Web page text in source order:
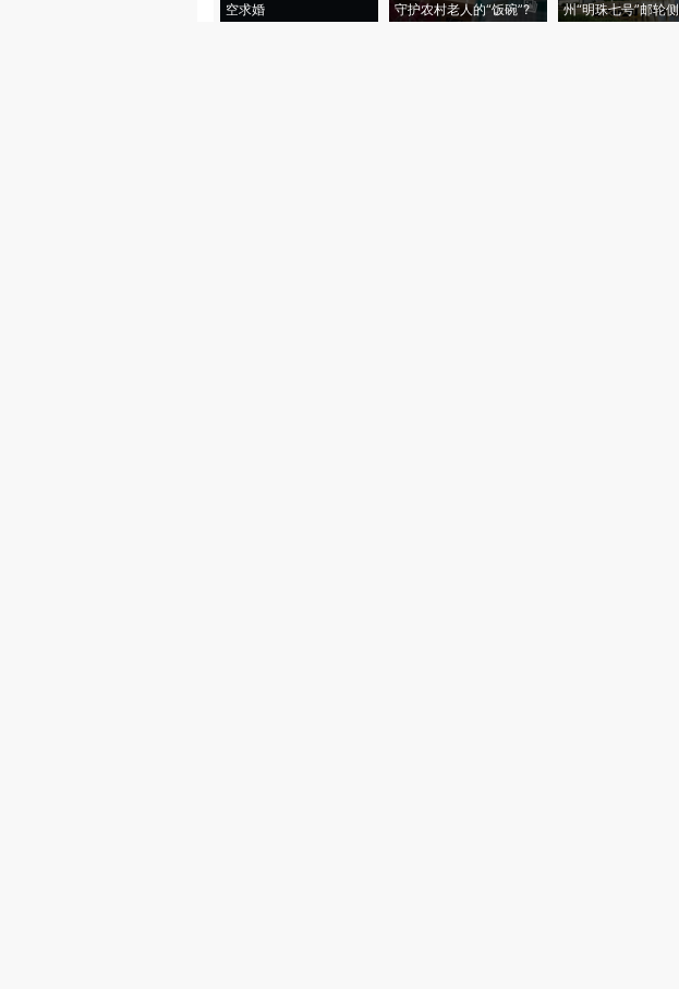
空求婚
守护农村老人的“饭碗”?
州“明珠七号”邮轮